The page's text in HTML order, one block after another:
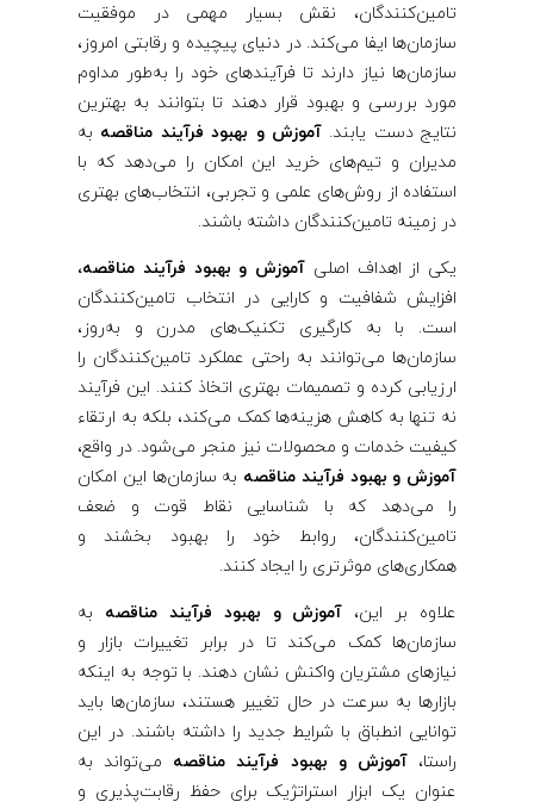
تامین‌کنندگان، نقش بسیار مهمی در موفقیت
سازمان‌ها ایفا می‌کند. در دنیای پیچیده و رقابتی امروز،
سازمان‌ها نیاز دارند تا فرآیندهای خود را به‌طور مداوم
مورد بررسی و بهبود قرار دهند تا بتوانند به بهترین
نتایج دست یابند.آموزش و بهبود فرآیند مناقصه به
مدیران و تیم‌های خرید این امکان را می‌دهد که با
استفاده از روش‌های علمی و تجربی، انتخاب‌های بهتری
در زمینه تامین‌کنندگان داشته باشند.
یکی از اهداف اصلی آموزش و بهبود فرآیند مناقصه،
افزایش شفافیت و کارایی در انتخاب تامین‌کنندگان
است. با به کارگیری تکنیک‌های مدرن و به‌روز،
سازمان‌ها می‌توانند به راحتی عملکرد تامین‌کنندگان را
ارزیابی کرده و تصمیمات بهتری اتخاذ کنند. این فرآیند
نه تنها به کاهش هزینه‌ها کمک می‌کند، بلکه به ارتقاء
کیفیت خدمات و محصولات نیز منجر می‌شود. در واقع،
آموزش و بهبود فرآیند مناقصه به سازمان‌ها این امکان
را می‌دهد که با شناسایی نقاط قوت و ضعف
تامین‌کنندگان، روابط خود را بهبود بخشند و
همکاری‌های موثرتری را ایجاد کنند.
علاوه بر این، آموزش و بهبود فرآیند مناقصه به
سازمان‌ها کمک می‌کند تا در برابر تغییرات بازار و
نیازهای مشتریان واکنش نشان دهند. با توجه به اینکه
بازارها به سرعت در حال تغییر هستند، سازمان‌ها باید
توانایی انطباق با شرایط جدید را داشته باشند. در این
راستا،آموزش و بهبود فرآیند مناقصه می‌تواند به
عنوان یک ابزار استراتژیک برای حفظ رقابت‌پذیری و